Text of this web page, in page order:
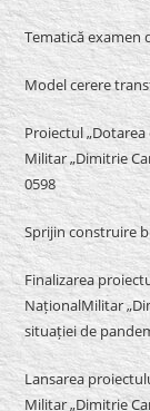
Tematică examen
Model cerere
Proiectul
Militar „Dimitrie
0598
Sprijin construire
Finalizarea
NaționalMilitar
situației de
Lansarea
Militar „Dimitrie